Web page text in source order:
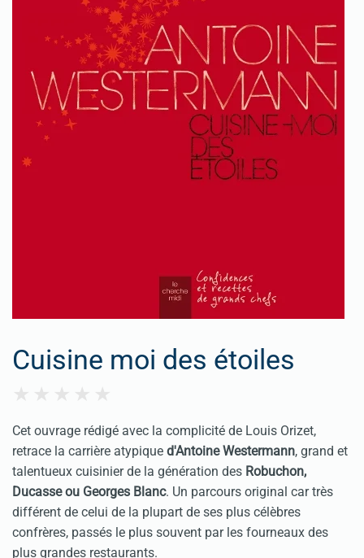
Cuisine moi des étoiles
Cet ouvrage rédigé avec la complicité de Louis Orizet,
retrace la carrière atypique d'Antoine Westermann, grand et
talentueux cuisinier de la génération des Robuchon,
Ducasse ou Georges Blanc. Un parcours original car très
différent de celui de la plupart de ses plus célèbres
confrères, passés le plus souvent par les fourneaux des
plus grandes restaurants.